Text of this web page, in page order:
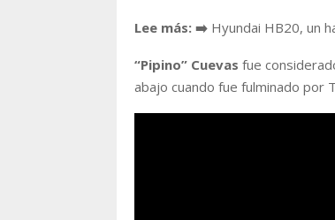
Lee más: ➡️ Hyundai HB20, un
“Pipino” Cuevas fue
abajo cuando fue fulminado por